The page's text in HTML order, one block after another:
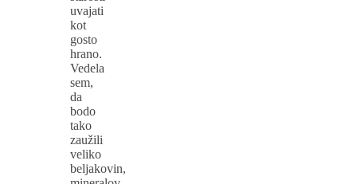
uvajati
kot
gosto
hrano.
Vedela
sem,
da
bodo
tako
zaužili
veliko
beljakovin,